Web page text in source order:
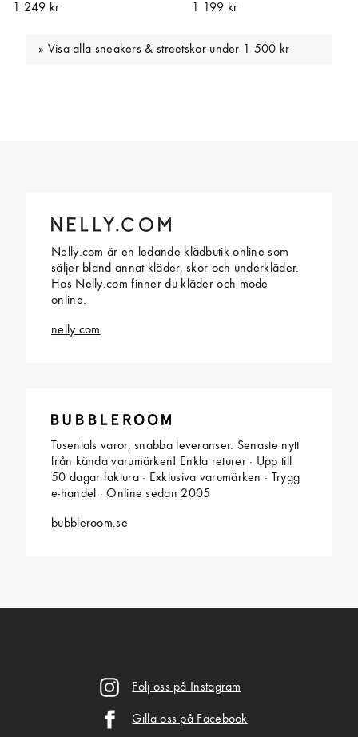
1 249 kr
1 199 kr
Visa alla sneakers & streetskor under 1 500 kr
Nelly.com är en ledande klädbutik online som
säljer bland annat kläder, skor och underkläder.
Hos Nelly.com finner du kläder och mode
online.
nelly.com
Tusentals varor, snabba leveranser. Senaste nytt
från kända varumärken! Enkla returer · Upp till
50 dagar faktura · Exklusiva varumärken · Trygg
e-handel · Online sedan 2005
bubbleroom.se
Följ oss på Instagram
Gilla oss på Facebook